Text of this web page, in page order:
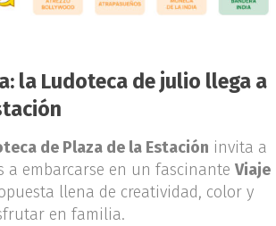
la Ludoteca de julio llega a
de Plaza de la Estación invita a
a embarcarse en un fascinante Viaje
llena de creatividad, color y
en familia.